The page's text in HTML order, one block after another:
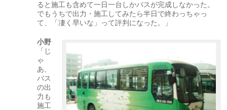
ると施工も含めて一日一台しかバスが完成しなかった。
でもうちで出力・施工してみたら半日で終わっちゃっ
て、「凄く早いな」って評判になった。」
小野
「じ
ゃ
あ、
バス
の出
力も
施工